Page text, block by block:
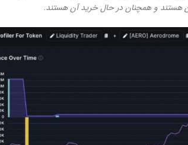
هستند و همچنان در حال خرید آن هستند.